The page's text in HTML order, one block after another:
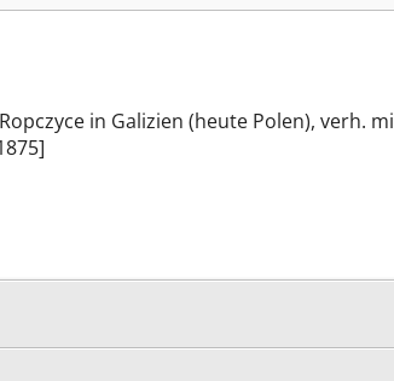
in Galizien (heute Polen), verh.